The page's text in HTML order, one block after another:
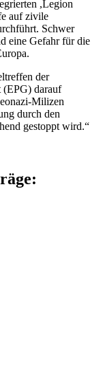
,Legion
auf zivile
Schwer
eine Gefahr für die
der
(EPG) darauf
Milizen
durch den
gestoppt wird.“